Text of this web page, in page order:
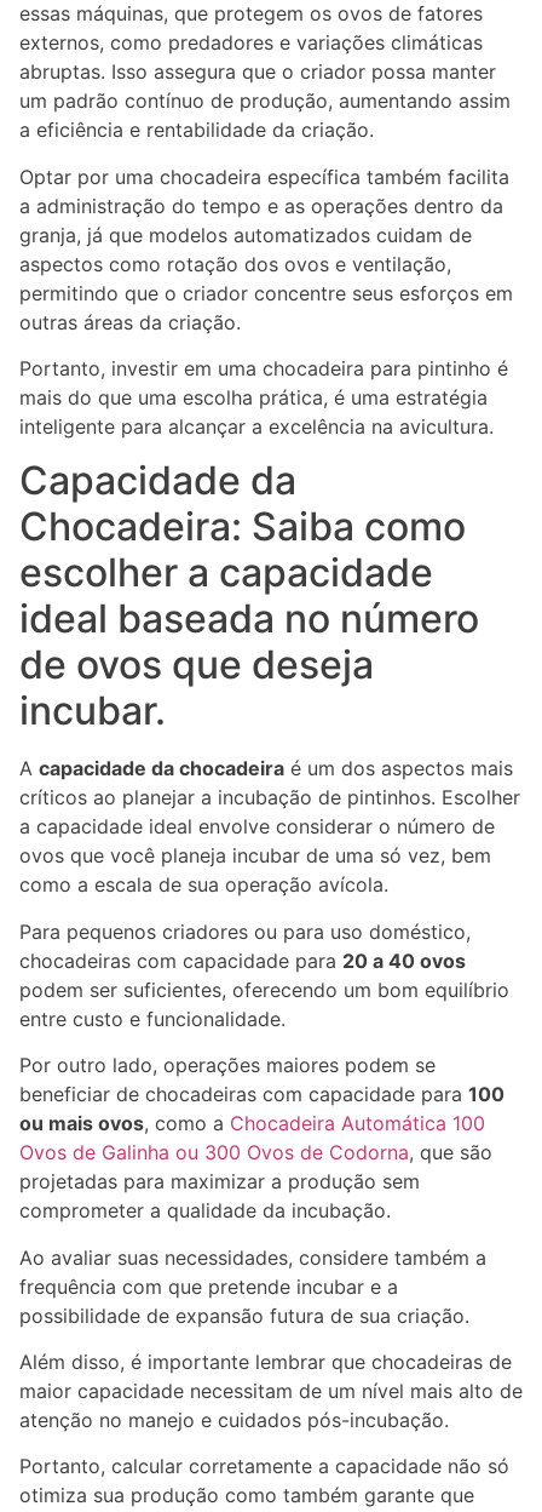
essas máquinas, que protegem os ovos de fatores
externos, como predadores e variações climáticas
abruptas. Isso assegura que o criador possa manter
um padrão contínuo de produção, aumentando assim
a eficiência e rentabilidade da criação.
Optar por uma chocadeira específica também facilita
a administração do tempo e as operações dentro da
granja, já que modelos automatizados cuidam de
aspectos como rotação dos ovos e ventilação,
permitindo que o criador concentre seus esforços em
outras áreas da criação.
Portanto, investir em uma chocadeira para pintinho é
mais do que uma escolha prática, é uma estratégia
inteligente para alcançar a excelência na avicultura.
Capacidade da
Chocadeira: Saiba como
escolher a capacidade
ideal baseada no número
de ovos que deseja
incubar.
A capacidade da chocadeira é um dos aspectos mais
críticos ao planejar a incubação de pintinhos. Escolher
a capacidade ideal envolve considerar o número de
ovos que você planeja incubar de uma só vez, bem
como a escala de sua operação avícola.
Para pequenos criadores ou para uso doméstico,
chocadeiras com capacidade para 20 a 40 ovos
podem ser suficientes, oferecendo um bom equilíbrio
entre custo e funcionalidade.
Por outro lado, operações maiores podem se
beneficiar de chocadeiras com capacidade para 100
ou mais ovos, como a Chocadeira Automática 100
Ovos de Galinha ou 300 Ovos de Codorna, que são
projetadas para maximizar a produção sem
comprometer a qualidade da incubação.
Ao avaliar suas necessidades, considere também a
frequência com que pretende incubar e a
possibilidade de expansão futura de sua criação.
Além disso, é importante lembrar que chocadeiras de
maior capacidade necessitam de um nível mais alto de
atenção no manejo e cuidados pós-incubação.
Portanto, calcular corretamente a capacidade não só
otimiza sua produção como também garante que